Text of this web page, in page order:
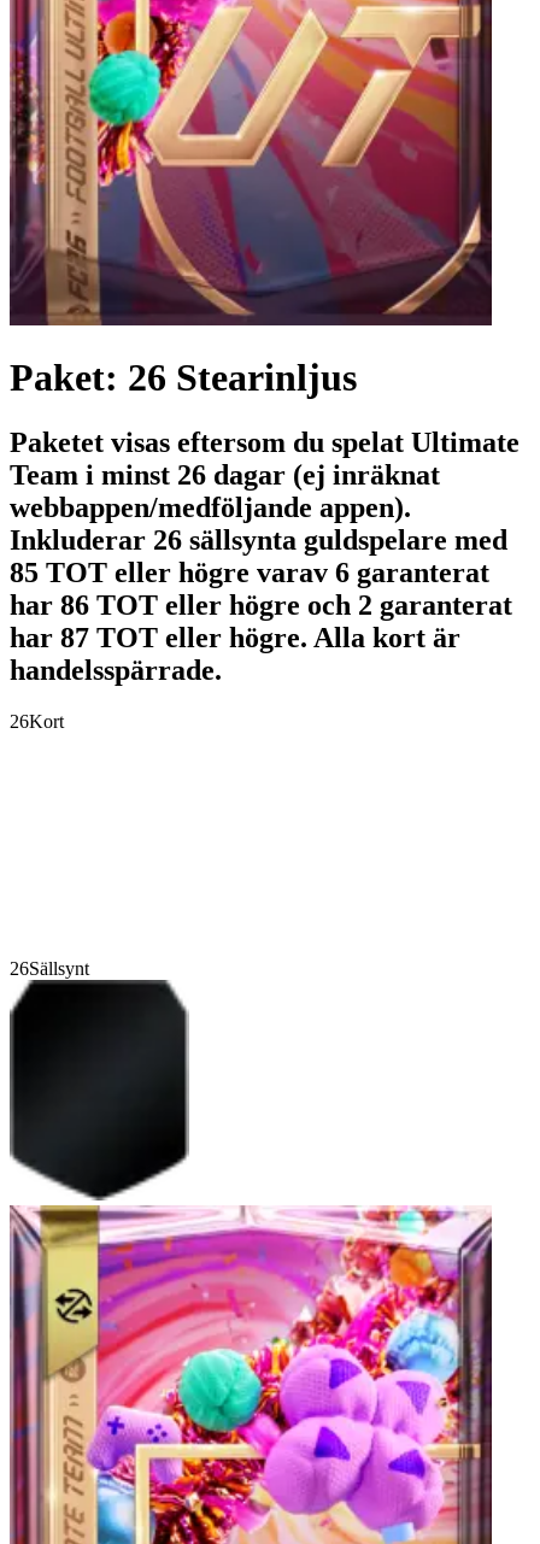
Paket: 26 Stearinljus
Paketet visas eftersom du spelat Ultimate
Team i minst 26 dagar (ej inräknat
webbappen/medföljande appen).
Inkluderar 26 sällsynta guldspelare med
85 TOT eller högre varav 6 garanterat
har 86 TOT eller högre och 2 garanterat
har 87 TOT eller högre. Alla kort är
handelsspärrade.
26Kort
26Sällsynt